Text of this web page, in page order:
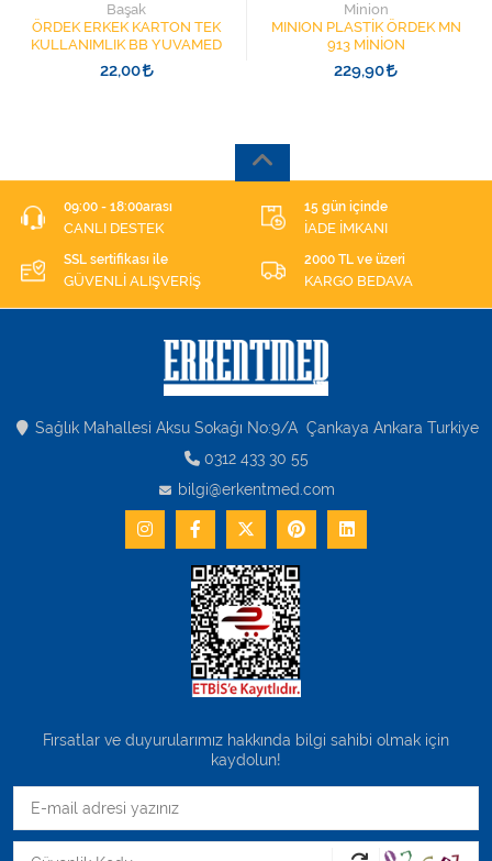
Başak
ÖRDEK ERKEK KARTON TEK
KULLANIMLIK BB YUVAMED
22,00
Minion
MINION PLASTİK ÖRDEK MN
913 MİNİON
229,90
09:00 - 18:00arası
CANLI DESTEK
15 gün içinde
İADE İMKANI
SSL sertifikası ile
GÜVENLİ ALIŞVERİŞ
2000 TL ve üzeri
KARGO BEDAVA
Sağlık Mahallesi Aksu Sokağı No:9/A Çankaya Ankara Turkiye
0312 433 30 55
bilgi@erkentmed.com
Fırsatlar ve duyurularımız hakkında bilgi sahibi olmak için
kaydolun!